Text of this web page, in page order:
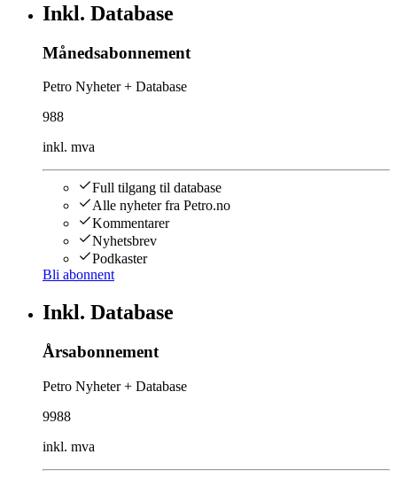
Inkl. Database
Månedsabonnement
Petro Nyheter + Database
988
inkl. mva
Full tilgang til database
Alle nyheter fra Petro.no
Kommentarer
Nyhetsbrev
Podkaster
Bli abonnent
Inkl. Database
Årsabonnement
Petro Nyheter + Database
9988
inkl. mva